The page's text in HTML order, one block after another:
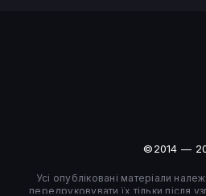
©2014 —
Усі опубліковані матеріали
передруковувати їх тільки після